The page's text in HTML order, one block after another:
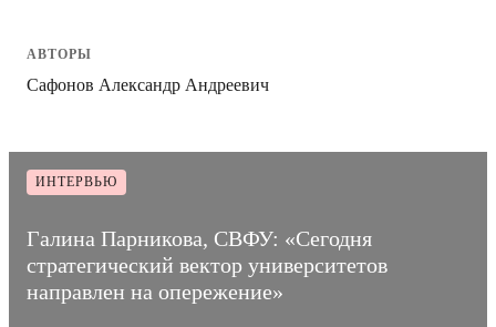
АВТОРЫ
Сафонов Александр Андреевич
ИНТЕРВЬЮ
Галина Парникова, СВФУ: «Сегодня
стратегический вектор университетов
направлен на опережение»